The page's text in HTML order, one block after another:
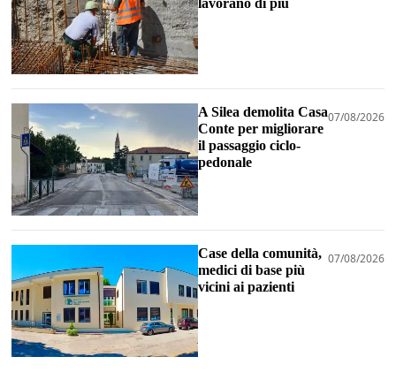
lavorano di più
A Silea demolita Casa
Conte per migliorare
il passaggio ciclo-
pedonale
07/08/2026
Case della comunità,
medici di base più
vicini ai pazienti
07/08/2026